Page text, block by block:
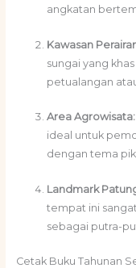
angkatan
Kawasan
sungai yang
petualangan
Area Agrowisata:
ideal untuk
dengan tema
Landmark
tempat ini
sebagai putra-
Cetak Buku Tahunan